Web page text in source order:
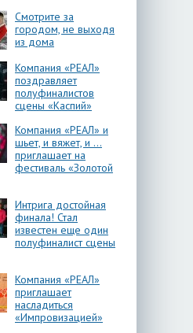
Смотрите за
городом, не выходя
из дома
Компания «РЕАЛ»
поздравляет
полуфиналистов
сцены «Каспий»
Компания «РЕАЛ» и
шьет, и вяжет, и …
приглашает на
фестиваль «Золотой
Интрига достойная
финала! Стал
известен еще один
полуфиналист сцены
Компания «РЕАЛ»
приглашает
насладиться
«Импровизацией»